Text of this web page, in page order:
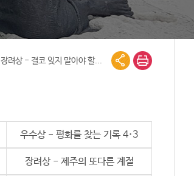
장려상 - 결코 잊지 말아야 할...
우수상 - 평화를 찾는 기록 4·3
장려상 - 제주의 또다른 계절